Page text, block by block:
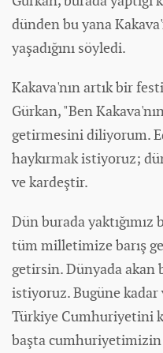
dünden bu yana
yaşadığını söyledi.
Kakava'nın artık bir
Gürkan, "Ben
getirmesini diliyorum.
haykırmak istiyoruz;
ve kardeştir.
Dün burada yaktığımız
tüm milletimize barış
getirsin. Dünyada
istiyoruz. Bugüne kadar
Türkiye Cumhuriyetini
başta cumhuriyetimizin